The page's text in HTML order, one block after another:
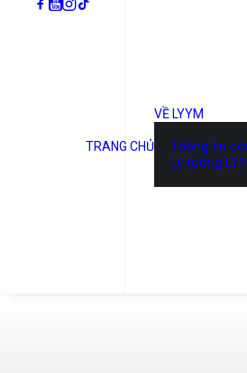
TRANG CHỦ
VỀ LYYM
Thông tin
Lý tưởng